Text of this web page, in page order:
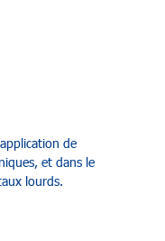
de
, et dans le
lourds.